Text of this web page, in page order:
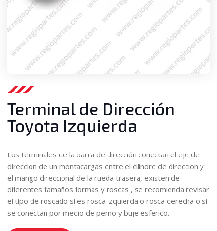
Terminal de Dirección
Toyota Izquierda
Los terminales de la barra de dirección conectan el eje de
direccion de un montacargas entre el cilindro de direccion y
el mango direccional de la rueda trasera, existen de
diferentes tamaños formas y roscas , se recomienda revisar
el tipo de roscado si es rosca izquierda o rosca derecha o si
se conectan por medio de perno y buje esferico.